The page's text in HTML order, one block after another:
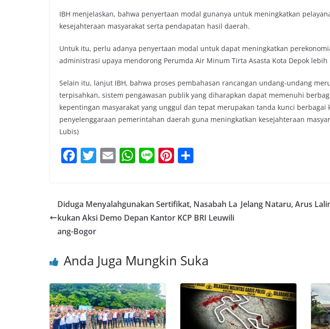
IBH menjelaskan, bahwa penyertaan modal gunanya untuk meningkatkan
kesejahteraan masyarakat serta pendapatan hasil daerah.
Untuk itu, perlu adanya penyertaan modal untuk dapat meningkatkan
administrasi upaya mendorong Perumda Air Minum Tirta Asasta Kota Depok lebih
Selain itu, lanjut IBH, bahwa proses pembahasan rancangan undang-undang
terpisahkan, sistem pengawasan publik yang diharapkan dapat memenuhi
kepentingan masyarakat yang unggul dan tepat merupakan tanda kunci berbagai
penyelenggaraan pemerintahan daerah guna meningkatkan kesejahteraan
Lubis)
F
a
e
b
o
k
T
w
er
E
m
l
W
h
s
A
Li
n
Pi
nt
e
st
e
Diduga Menyalahgunakan Sertifikat, Nasabah La
kukan Aksi Demo Depan Kantor KCP BRI Leuwili
ang-Bogor
Jelang Nataru, Arus
Anda Juga Mungkin Suka